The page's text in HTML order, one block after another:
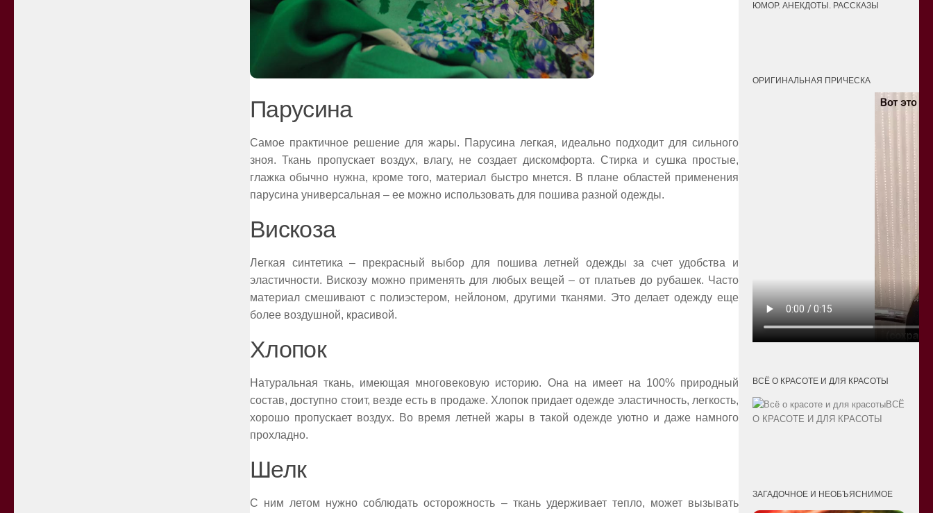
Парусина
Самое практичное решение для жары. Парусина легкая, идеально подходит для сильного
зноя. Ткань пропускает воздух, влагу, не создает дискомфорта. Стирка и сушка простые,
глажка обычно нужна, кроме того, материал быстро мнется. В плане областей применения
парусина универсальная – ее можно использовать для пошива разной одежды.
Вискоза
Легкая синтетика – прекрасный выбор для пошива летней одежды за счет удобства и
эластичности. Вискозу можно применять для любых вещей – от платьев до рубашек. Часто
материал смешивают с полиэстером, нейлоном, другими тканями. Это делает одежду еще
более воздушной, красивой.
Хлопок
Натуральная ткань, имеющая многовековую историю. Она на имеет на 100% природный
состав, доступно стоит, везде есть в продаже. Хлопок придает одежде эластичность, легкость,
хорошо пропускает воздух. Во время летней жары в такой одежде уютно и даже намного
прохладно.
Шелк
С ним летом нужно соблюдать осторожность – ткань удерживает тепло, может вызывать
ЮМОР. АНЕКДОТЫ. РАССКАЗЫ
ОРИГИНАЛЬНАЯ ПРИЧЕСКА
ВСЁ О КРАСОТЕ И ДЛЯ КРАСОТЫ
ВСЁ
О КРАСОТЕ И ДЛЯ КРАСОТЫ
ЗАГАДОЧНОЕ И НЕОБЪЯСНИМОЕ